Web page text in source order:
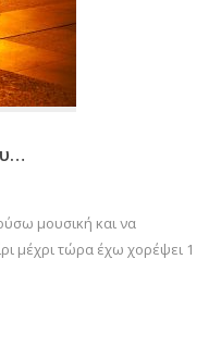
μουσική και να
μέχρι τώρα έχω χορέψει 1